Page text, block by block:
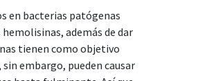
en bacterias patógenas
además de dar
tienen como objetivo
embargo, pueden causar